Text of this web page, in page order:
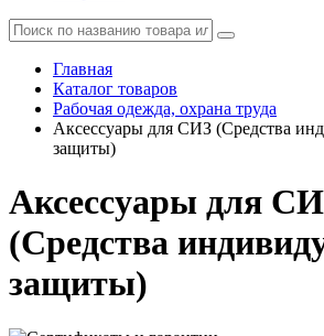
Главная
Каталог товаров
Рабочая одежда, охрана труда
Аксессуары для СИЗ (Средства
защиты)
Аксессуары для
(Средства
защиты)